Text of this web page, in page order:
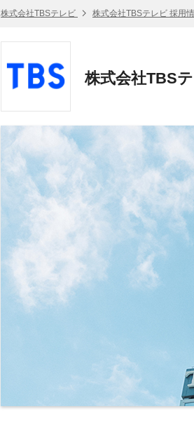
株式会社TBSテレビ 株式会社TBSテレビ 採用
株式会社TBS